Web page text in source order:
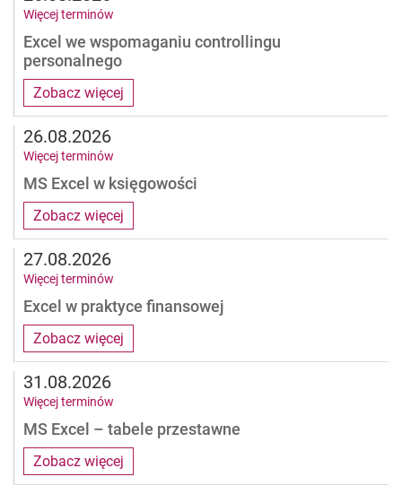
Zobacz więcej
Excel we wspomaganiu controllingu
personalnego
Więcej terminów
Zobacz więcej
MS Excel w księgowości
26.08.2026
Więcej terminów
Zobacz więcej
Excel w praktyce finansowej
27.08.2026
Więcej terminów
Zobacz więcej
MS Excel – tabele przestawne
31.08.2026
Więcej terminów